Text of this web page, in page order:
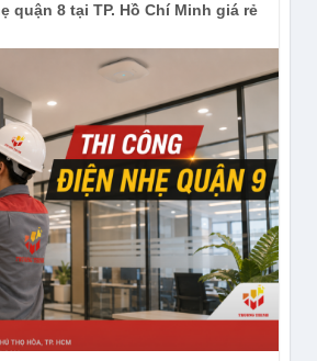
quận 8 tại TP. Hồ Chí Minh giá rẻ